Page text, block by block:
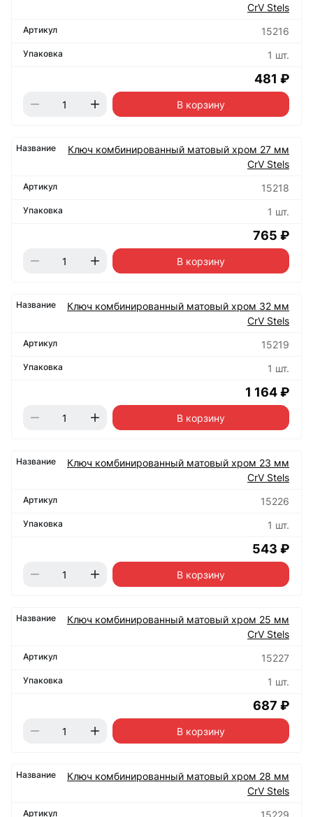
CrV Stels
15216
1 шт.
481 ₽
В корзину
Ключ комбинированный матовый хром 27 мм
CrV Stels
15218
1 шт.
765 ₽
В корзину
Ключ комбинированный матовый хром 32 мм
CrV Stels
15219
1 шт.
1 164 ₽
В корзину
Ключ комбинированный матовый хром 23 мм
CrV Stels
15226
1 шт.
543 ₽
В корзину
Ключ комбинированный матовый хром 25 мм
CrV Stels
15227
1 шт.
687 ₽
В корзину
Ключ комбинированный матовый хром 28 мм
CrV Stels